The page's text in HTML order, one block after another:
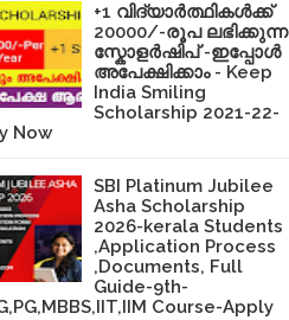
+1 വിദ്യാർത്ഥികൾക്ക്
20000/-രൂപ ലഭിക്കുന്ന
സ്കോളർഷിപ് -ഇപ്പോൾ
അപേക്ഷിക്കാം - Keep
India Smiling
Scholarship 2021-22-
Now
SBI Platinum Jubilee
Asha Scholarship
2026-kerala Students
,Application Process
,Documents, Full
Guide-9th-
Course-Apply